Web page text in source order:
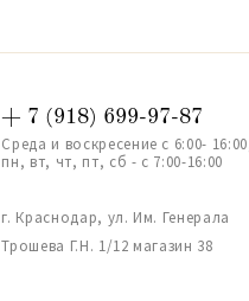
+ 7 (918) 699-97-87
Среда и воскресение с 6:00-
пн, вт, чт, пт, сб - с 7:00-16:00
г. Краснодар, ул. Им. Генерала
Трошева Г.Н. 1/12 магазин 38